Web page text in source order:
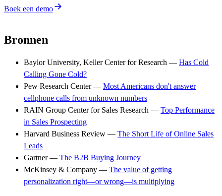
Boek een demo
Bronnen
Baylor University, Keller Center for Research — Has Cold
Calling Gone Cold?
Pew Research Center — Most Americans don't answer
cellphone calls from unknown numbers
RAIN Group Center for Sales Research — Top Performance
in Sales Prospecting
Harvard Business Review — The Short Life of Online Sales
Leads
Gartner — The B2B Buying Journey
McKinsey & Company — The value of getting
personalization right—or wrong—is multiplying